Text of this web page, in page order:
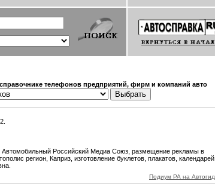
телефонов предприятий, фирм и компаний авто
Российский Медиа Союз, размещение рекламы в
регион, Каприз, изготовление буклетов, плакатов, календарей,
Подиум РА на Автогид